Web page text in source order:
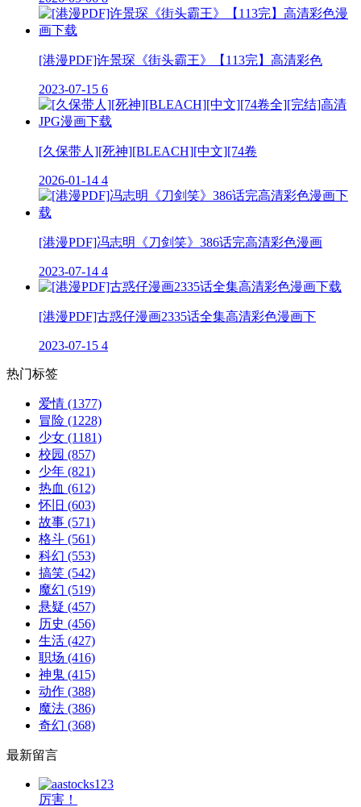
[港漫PDF]许景琛《街头霸王》【113完】高清彩色
2023-07-15 6
[久保带人][死神][BLEACH][中文][74卷
2026-01-14 4
[港漫PDF]冯志明《刀剑笑》386话完高清彩色漫画
2023-07-14 4
[港漫PDF]古惑仔漫画2335话全集高清彩色漫画下
2023-07-15 4
热门标签
爱情 (1377)
冒险 (1228)
少女 (1181)
校园 (857)
少年 (821)
热血 (612)
怀旧 (603)
故事 (571)
格斗 (561)
科幻 (553)
搞笑 (542)
魔幻 (519)
悬疑 (457)
历史 (456)
生活 (427)
职场 (416)
神鬼 (415)
动作 (388)
魔法 (386)
奇幻 (368)
最新留言
厉害！